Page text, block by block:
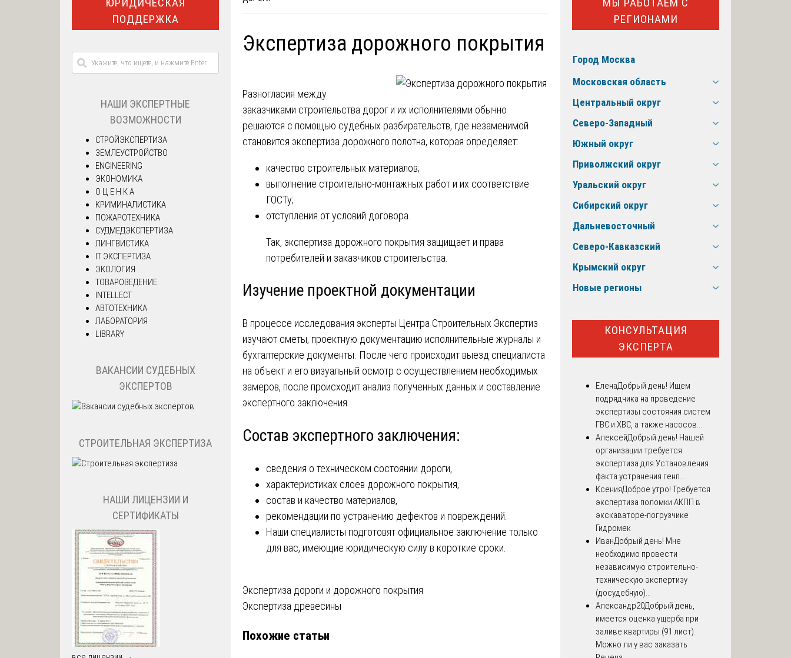
Экспертиза дорожного покрытия
Разногласия между
заказчиками строительства дорог и их исполнителями обычно
решаются с помощью судебных разбирательств, где незаменимой
становится экспертиза дорожного полотна, которая определяет:
качество строительных материалов;
выполнение строительно-монтажных работ и их соответствие
ГОСТу;
отступления от условий договора.
Так, экспертиза дорожного покрытия защищает и права
потребителей и заказчиков строительства.
Изучение проектной документации
В процессе исследования эксперты Центра Строительных Экспертиз
изучают сметы, проектную документацию исполнительные журналы и
бухгалтерские документы. После чего происходит выезд специалиста
на объект и его визуальный осмотр с осуществлением необходимых
замеров, после происходит анализ полученных данных и составление
экспертного заключения.
Состав экспертного заключения:
сведения о техническом состоянии дороги,
характеристиках слоев дорожного покрытия,
состав и качество материалов,
рекомендации по устранению дефектов и повреждений.
Наши специалисты подготовят официальное заключение только
для вас, имеющие юридическую силу в короткие сроки.
Навигация
записям
Экспертиза дороги и дорожного покрытия
Экспертиза древесины
Похожие статьи
ПОДДЕРЖКА
НАШИ ЭКСПЕРТНЫЕ
ВОЗМОЖНОСТИ
СТРОЙЭКСПЕРТИЗА
ЗЕМЛЕУСТРОЙСТВО
ENGINEERING
ЭКОНОМИКА
О Ц Е Н К А
КРИМИНАЛИСТИКА
ПОЖАРОТЕХНИКА
СУДМЕДЭКСПЕРТИЗА
ЛИНГВИСТИКА
IT ЭКСПЕРТИЗА
ЭКОЛОГИЯ
ТОВАРОВЕДЕНИЕ
INTELLECT
АВТОТЕХНИКА
ЛАБОРАТОРИЯ
LIBRARY
ВАКАНСИИ СУДЕБНЫХ
ЭКСПЕРТОВ
СТРОИТЕЛЬНАЯ ЭКСПЕРТИЗА
НАШИ ЛИЦЕНЗИИ И
СЕРТИФИКАТЫ
РЕГИОНАМИ
Город Москва
Московская область
Центральный округ
Северо-Западный
Южный округ
Приволжский округ
Уральский округ
Сибирский округ
Дальневосточный
Северо-Кавказский
Крымский округ
Новые регионы
КОНСУЛЬТАЦИЯ
ЭКСПЕРТА
ЕленаДобрый день! Ищем
подрядчика на проведение
экспертизы состояния систем
ГВС и ХВС, а также насосов...
АлексейДобрый день! Нашей
организации требуется
экспертиза для:Установления
факта устранения генп...
КсенияДоброе утро! Требуется
экспертиза поломки АКПП в
экскаваторе-погрузчике
Гидромек
ИванДобрый день! Мне
необходимо провести
независимую строительно-
техническую экспертизу
(досудебную)...
Александр20Добрый день,
имеется оценка ущерба при
заливе квартиры (91 лист).
Можно ли у вас заказать